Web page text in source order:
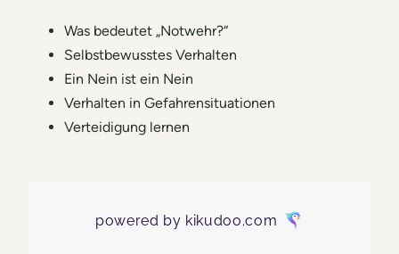
Was bedeutet „Notwehr?“
Selbstbewusstes Verhalten
Ein Nein ist ein Nein
Verhalten in Gefahrensituationen
Verteidigung lernen